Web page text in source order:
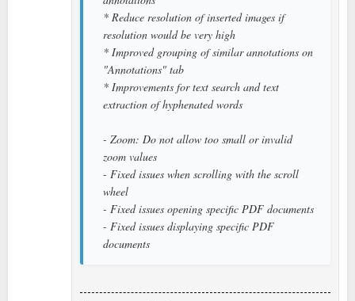
* Reduce resolution of inserted images if
resolution would be very high
* Improved grouping of similar annotations on
"Annotations" tab
* Improvements for text search and text
extraction of hyphenated words
- Zoom: Do not allow too small or invalid
zoom values
- Fixed issues when scrolling with the scroll
wheel
- Fixed issues opening specific PDF documents
- Fixed issues displaying specific PDF
documents